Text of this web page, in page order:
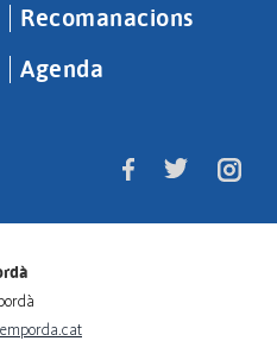
Recomanacions
Agenda